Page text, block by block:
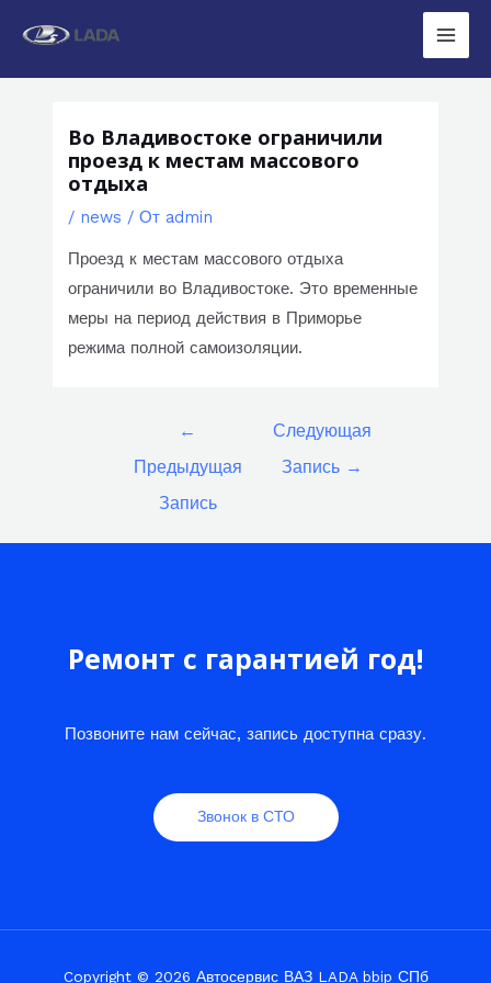
Main
Во Владивостоке ограничили
проезд к местам массового
отдыха
/ news / От admin
Проезд к местам массового отдыха
ограничили во Владивостоке. Это временные
меры на период действия в Приморье
режима полной самоизоляции.
←
Предыдущая
Запись
Следующая
Запись →
Ремонт с гарантией год!
Позвоните нам сейчас, запись доступна сразу.
Звонок в СТО
Copyright © 2026 Автосервис ВАЗ LADA bbip СПб